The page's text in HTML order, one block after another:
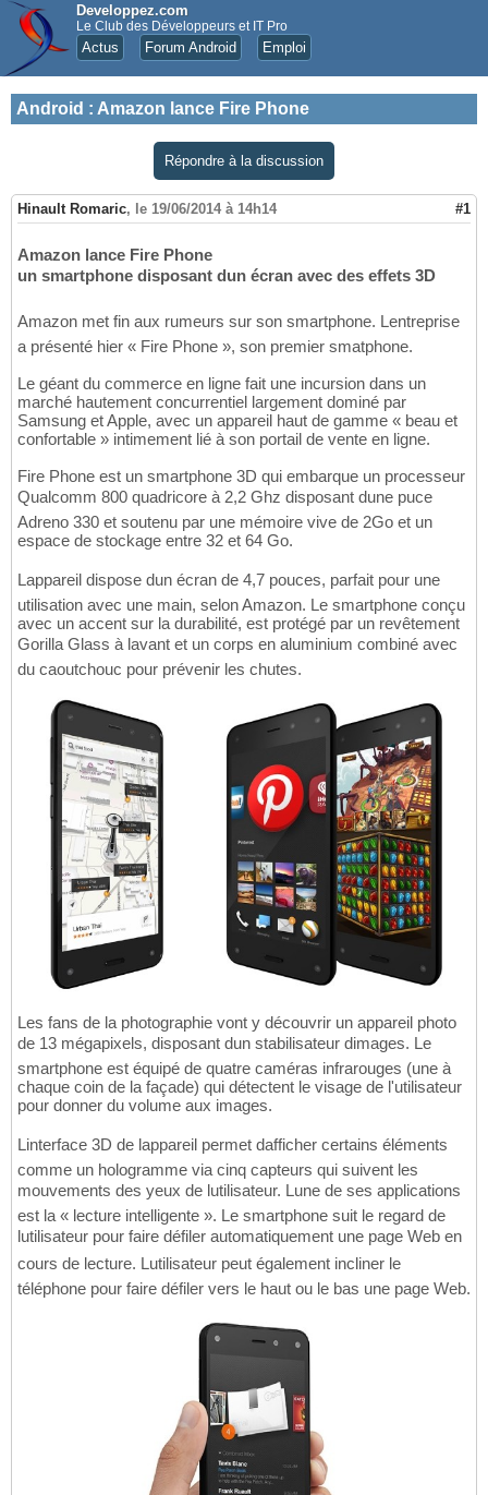
Developpez.com
Le Club des Développeurs et IT Pro
Actus Forum Android Emploi
Android : Amazon lance Fire Phone
Répondre à la discussion
Hinault Romaric, le 19/06/2014 à 14h14 #1
Amazon lance Fire Phone
un smartphone disposant dun écran avec des effets 3D
Amazon met fin aux rumeurs sur son smartphone. Lentreprise
a présenté hier « Fire Phone », son premier smatphone.
Le géant du commerce en ligne fait une incursion dans un
marché hautement concurrentiel largement dominé par
Samsung et Apple, avec un appareil haut de gamme « beau et
confortable » intimement lié à son portail de vente en ligne.
Fire Phone est un smartphone 3D qui embarque un processeur
Qualcomm 800 quadricore à 2,2 Ghz disposant dune puce
Adreno 330 et soutenu par une mémoire vive de 2Go et un
espace de stockage entre 32 et 64 Go.
Lappareil dispose dun écran de 4,7 pouces, parfait pour une
utilisation avec une main, selon Amazon. Le smartphone conçu
avec un accent sur la durabilité, est protégé par un revêtement
Gorilla Glass à lavant et un corps en aluminium combiné avec
du caoutchouc pour prévenir les chutes.
Les fans de la photographie vont y découvrir un appareil photo
de 13 mégapixels, disposant dun stabilisateur dimages. Le
smartphone est équipé de quatre caméras infrarouges (une à
chaque coin de la façade) qui détectent le visage de l'utilisateur
pour donner du volume aux images.
Linterface 3D de lappareil permet dafficher certains éléments
comme un hologramme via cinq capteurs qui suivent les
mouvements des yeux de lutilisateur. Lune de ses applications
est la « lecture intelligente ». Le smartphone suit le regard de
lutilisateur pour faire défiler automatiquement une page Web en
cours de lecture. Lutilisateur peut également incliner le
téléphone pour faire défiler vers le haut ou le bas une page Web.